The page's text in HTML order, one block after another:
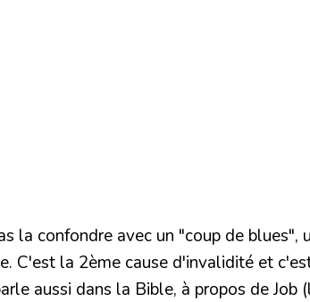
la confondre avec un "coup de
C'est la 2ème cause d'invalidité et
aussi dans la Bible, à propos de Job